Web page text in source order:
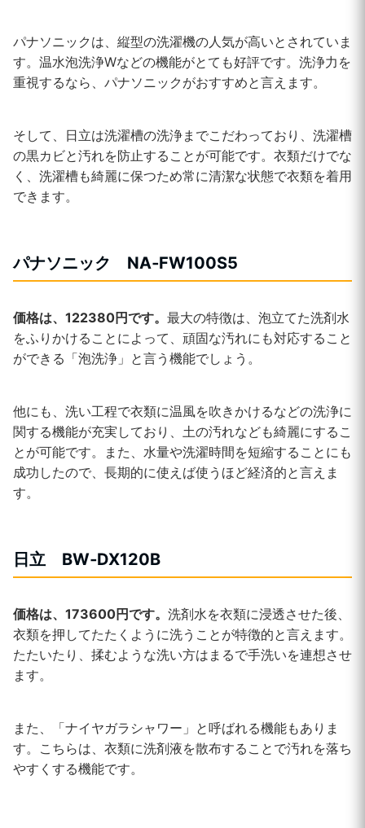
パナソニックは、縦型の洗濯機の人気が高いとされていま
す。温水泡洗浄Wなどの機能がとても好評です。洗浄力を
重視するなら、パナソニックがおすすめと言えます。
そして、日立は洗濯槽の洗浄までこだわっており、洗濯槽
の黒カビと汚れを防止することが可能です。衣類だけでな
く、洗濯槽も綺麗に保つため常に清潔な状態で衣類を着用
できます。
パナソニック NA‐FW100S5
価格は、122380円です。 最大の特徴は、泡立てた洗剤水
をふりかけることによって、頑固な汚れにも対応すること
ができる「泡洗浄」と言う機能でしょう。
他にも、洗い工程で衣類に温風を吹きかけるなどの洗浄に
関する機能が充実しており、土の汚れなども綺麗にするこ
とが可能です。また、水量や洗濯時間を短縮することにも
成功したので、長期的に使えば使うほど経済的と言えま
す。
日立 BW‐DX120B
価格は、173600円です。 洗剤水を衣類に浸透させた後、
衣類を押してたたくように洗うことが特徴的と言えます。
たたいたり、揉むような洗い方はまるで手洗いを連想させ
ます。
また、「ナイヤガラシャワー」と呼ばれる機能もありま
す。こちらは、衣類に洗剤液を散布することで汚れを落ち
やすくする機能です。